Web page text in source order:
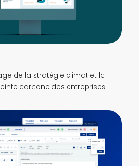
de la stratégie climat et la
carbone des entreprises.